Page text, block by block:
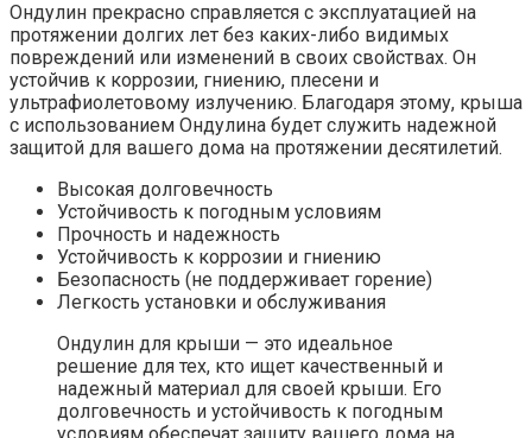
Ондулин прекрасно справляется с эксплуатацией на
протяжении долгих лет без каких-либо видимых
повреждений или изменений в своих свойствах. Он
устойчив к коррозии, гниению, плесени и
ультрафиолетовому излучению. Благодаря этому, крыша
с использованием Ондулина будет служить надежной
защитой для вашего дома на протяжении десятилетий.
Высокая долговечность
Устойчивость к погодным условиям
Прочность и надежность
Устойчивость к коррозии и гниению
Безопасность (не поддерживает горение)
Легкость установки и обслуживания
Ондулин для крыши — это идеальное
решение для тех, кто ищет качественный и
надежный материал для своей крыши. Его
долговечность и устойчивость к погодным